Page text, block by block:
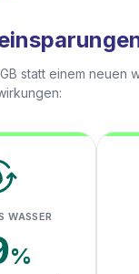
statt einem neuen
WASSER
%